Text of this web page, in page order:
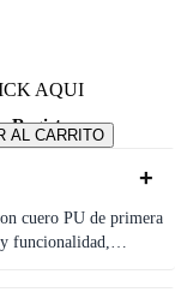
Registrarme
AQUI
AL CARRITO
+
cuero PU de primera
funcionalidad,
outfit, sino que
Desde